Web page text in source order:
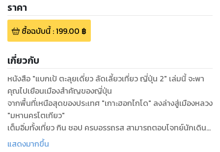
ราคา
ซื้อฉบับนี้:199.00 ฿
เกี่ยวกับ
หนังสือ "แบกเป้ ตะลุยเดี่ยว ลัดเลี้ยวเที่ยว ญี่ปุ่น 2" เล่มนี้ จะพา
คุณไปเยือนเมืองสำคัญของญี่ปุ่น
จากพื้นที่เหนือสุดของประเทศ "เกาะฮอกไกโด" ลงล่างสู่เมืองหลวง
"มหานครโตเกียว"
เต็มอิ่มทั้งเที่ยว กิน ชอป ครบอรรถรส สามารถตอบโจทย์นักเดิน
ทางทุกด้าน รวบรวมข้อมูล
แสดงมากขึ้น